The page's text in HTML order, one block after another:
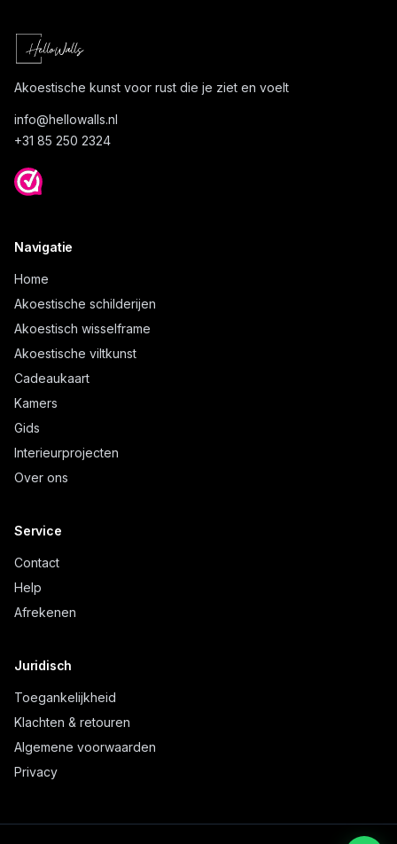
Akoestische kunst voor rust die je ziet en voelt
info@hellowalls.nl
+31 85 250 2324
Navigatie
Home
Akoestische schilderijen
Akoestisch wisselframe
Akoestische viltkunst
Cadeaukaart
Kamers
Gids
Interieurprojecten
Over ons
Service
Contact
Help
Afrekenen
Juridisch
Toegankelijkheid
Klachten & retouren
Algemene voorwaarden
Privacy